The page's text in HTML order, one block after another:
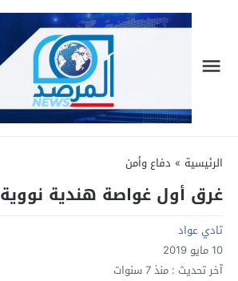
الرئيسية » دفاع وأمن
غرق أول غواصة هندية نووية
تادي عواد
10 مايو 2019
آخر تحديث : منذ 7 سنوات